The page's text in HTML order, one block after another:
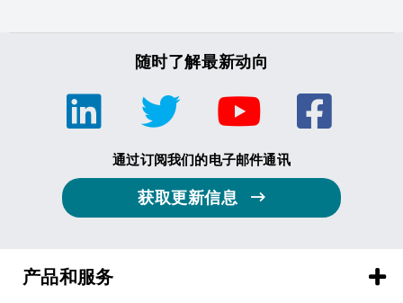
随时了解最新动向
通过订阅我们的电子邮件通讯
获取更新信息
产品和服务